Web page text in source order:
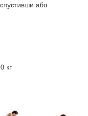
або
кг